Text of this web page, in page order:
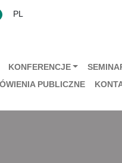
PL
KONFERENCJE
PUBLICZNE